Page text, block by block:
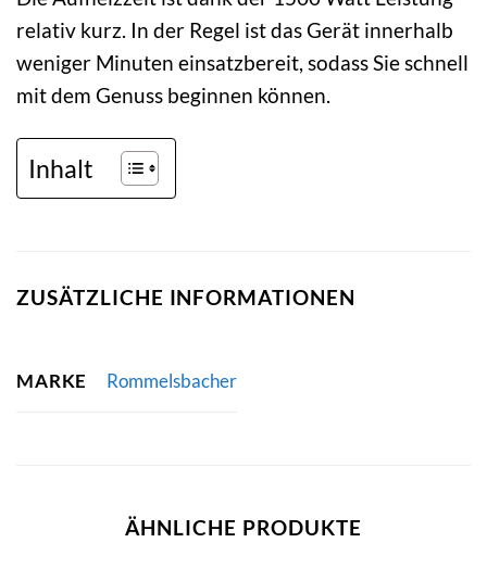
relativ kurz. In der Regel ist das Gerät innerhalb
weniger Minuten einsatzbereit, sodass Sie schnell
mit dem Genuss beginnen können.
Inhalt
ZUSÄTZLICHE INFORMATIONEN
MARKE Rommelsbacher
ÄHNLICHE PRODUKTE